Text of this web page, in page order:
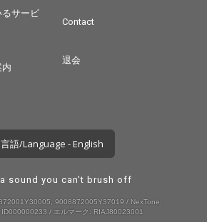
サービ
Contact
退会
語/Language - English
sound you can't brush off
9008872005Y37019 / NexTone:
/ エルマーク: RIAJ80023001